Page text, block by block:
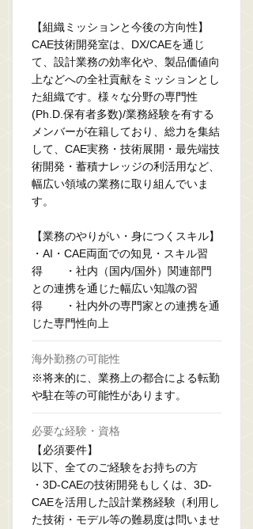
【組織ミッションと今後の方向性】
CAE技術開発室は、DX/CAEを通じ
て、設計業務の効率化や、製品価値向
上などへの全社貢献をミッションとし
た組織です。様々な分野の専門性
(Ph.D.保有者多数)/業務経験を有する
メンバーが在籍しており、総力を集結
して、CAE実務・技術展開・最先端技
術開発・蓄積ナレッジの利活用など、
幅広い領域の業務に取り組んでいま
す。
【業務のやりがい・身につくスキル】
・AI・CAE両面での知見・スキル習
得 ・社内（国内/国外）関連部門
との連携を通じた幅広い知識の習
得 ・社内外の専門家との連携を通
じた専門性向上
海外勤務の可能性
※将来的に、業務上の都合による転勤
や駐在等の可能性があります。
必要な経験・資格
【必須要件】
以下、全てのご経験をお持ちの方
・3D-CAEの技術開発もしくは、3D-
CAEを活用した設計業務経験（利用し
た技術・モデル等の難易度は問いませ